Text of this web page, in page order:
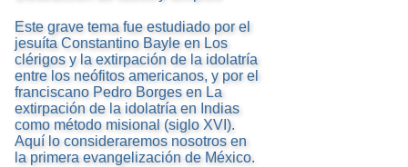
Este grave tema fue estudiado por el
jesuíta Constantino Bayle en Los
clérigos y la extirpación de la idolatría
entre los neófitos americanos, y por el
franciscano Pedro Borges en La
extirpación de la idolatría en Indias
como método misional (siglo XVI).
Aquí lo consideraremos nosotros en
la primera evangelización de México.